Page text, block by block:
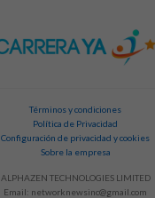
Términos y condiciones
Política de Privacidad
Configuración de privacidad y cookies
Sobre la empresa
ALPHAZEN TECHNOLOGIES LIMITED
Email: networknewsinc@gmail.com